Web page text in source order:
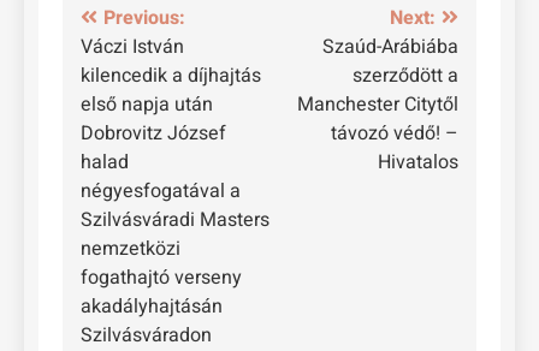
Bejegyzés
navigáció
Previous:
Váczi István
kilencedik a díjhajtás
első napja után
Dobrovitz József
halad
négyesfogatával a
Szilvásváradi Masters
nemzetközi
fogathajtó verseny
akadályhajtásán
Szilvásváradon
Next:
Szaúd-Arábiába
szerződött a
Manchester Citytől
távozó védő! –
Hivatalos